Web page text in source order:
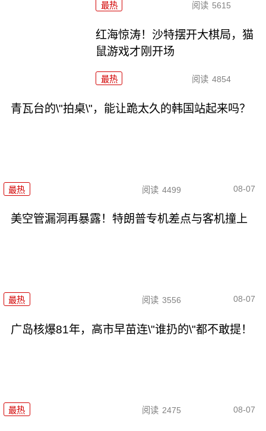
最热 阅读 5615
红海惊涛！沙特摆开大棋局，猫
鼠游戏才刚开场
最热 阅读 4854
青瓦台的\"拍桌\"，能让跪太久的韩国站起来吗？
最热 阅读 4499 08-07
美空管漏洞再暴露！特朗普专机差点与客机撞上
最热 阅读 3556 08-07
广岛核爆81年，高市早苗连\"谁扔的\"都不敢提！
最热 阅读 2475 08-07